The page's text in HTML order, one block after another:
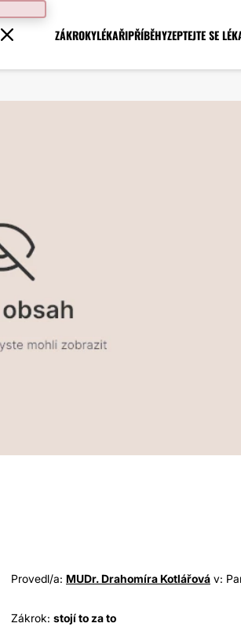
ZÁKROKYLÉKAŘIPŘÍBĚHYZEPTEJTE SE
Provedl/a: MUDr. Drahomíra Kotlářová v:
Zákrok: stojí to za to